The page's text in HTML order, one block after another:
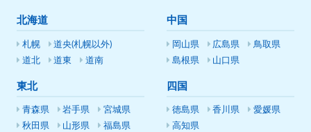
北海道
札幌
道央(札幌以外)
道北
道東 道南
東北
青森県 岩手県
宮城県
秋田県
山形県 福島県
中国
岡山県 広島県
鳥取県
島根県
山口県
四国
徳島県 香川県
愛媛県
高知県